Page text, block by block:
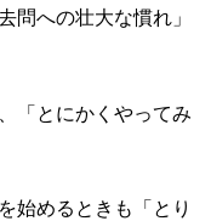
問への壮大な慣れ」
「とにかくやってみ
始めるときも「とり